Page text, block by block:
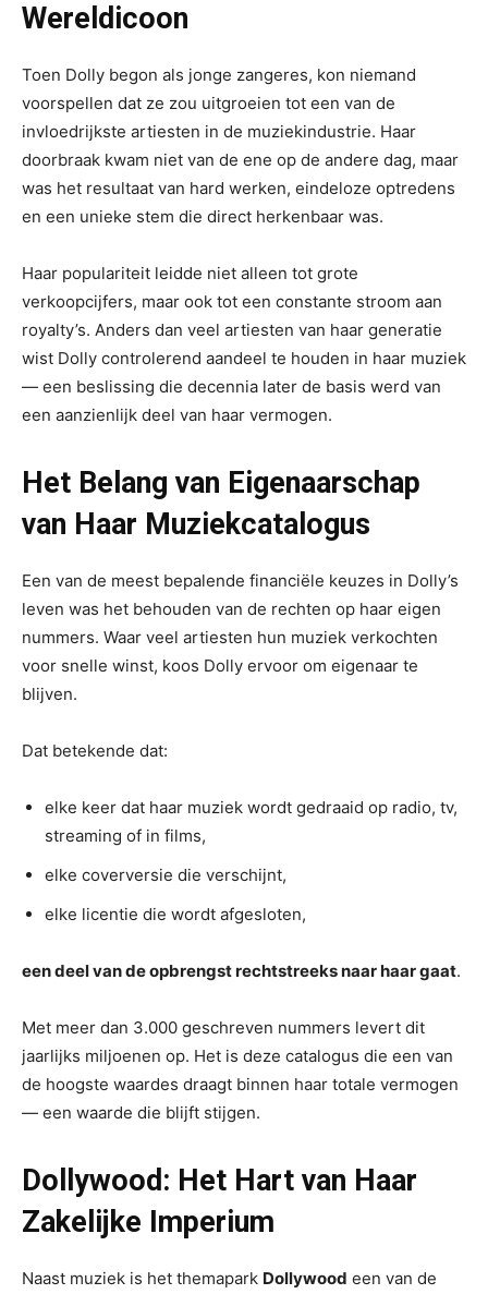
Wereldicoon
Toen Dolly begon als jonge zangeres, kon niemand
voorspellen dat ze zou uitgroeien tot een van de
invloedrijkste artiesten in de muziekindustrie. Haar
doorbraak kwam niet van de ene op de andere dag, maar
was het resultaat van hard werken, eindeloze optredens
en een unieke stem die direct herkenbaar was.
Haar populariteit leidde niet alleen tot grote
verkoopcijfers, maar ook tot een constante stroom aan
royalty’s. Anders dan veel artiesten van haar generatie
wist Dolly controlerend aandeel te houden in haar muziek
— een beslissing die decennia later de basis werd van
een aanzienlijk deel van haar vermogen.
Het Belang van Eigenaarschap
van Haar Muziekcatalogus
Een van de meest bepalende financiële keuzes in Dolly’s
leven was het behouden van de rechten op haar eigen
nummers. Waar veel artiesten hun muziek verkochten
voor snelle winst, koos Dolly ervoor om eigenaar te
blijven.
Dat betekende dat:
elke keer dat haar muziek wordt gedraaid op radio, tv,
streaming of in films,
elke coverversie die verschijnt,
elke licentie die wordt afgesloten,
een deel van de opbrengst rechtstreeks naar haar gaat.
Met meer dan 3.000 geschreven nummers levert dit
jaarlijks miljoenen op. Het is deze catalogus die een van
de hoogste waardes draagt binnen haar totale vermogen
— een waarde die blijft stijgen.
Dollywood: Het Hart van Haar
Zakelijke Imperium
Naast muziek is het themapark Dollywood een van de